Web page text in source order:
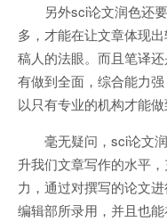
另外sci论文润色还
多，才能在让文章体现
稿人的法眼。而且笔译
有做到全面，综合能力
以只有专业的机构才能做
毫无疑问，sci论文
升我们文章写作的水平
力，通过对撰写的论文
编辑部所录用，并且也